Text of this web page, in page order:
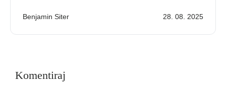
Benjamin Siter 28. 08. 2025
Komentiraj